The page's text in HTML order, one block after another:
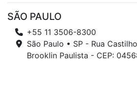
SÃO PAULO
+55 11 3506-8300
São Paulo • SP - Rua
Brooklin Paulista - CEP: